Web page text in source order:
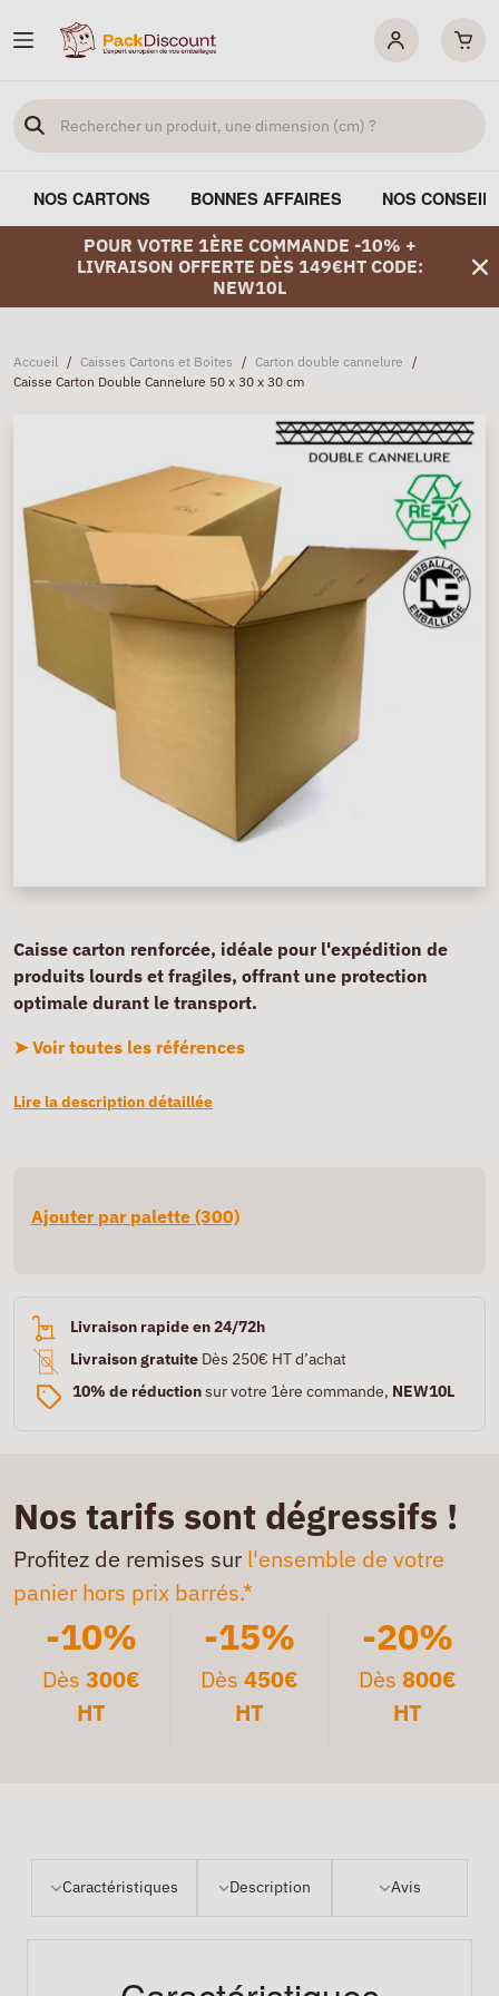
NOS CARTONS BONNES AFFAIRES NOS
POUR VOTRE 1ÈRE COMMANDE -10% +
LIVRAISON OFFERTE DÈS 149€HT CODE:
NEW10L
Accueil / Caisses Cartons et Boites / Carton double cannelure /
Caisse Carton Double Cannelure 50 x 30 x 30 cm
Caisse carton renforcée, idéale pour l'expédition de
produits lourds et fragiles, offrant une protection
optimale durant le transport.
➤ Voir toutes les références
Lire la description détaillée
Ajouter par palette (300)
Livraison rapide en 24/72h
Livraison gratuite Dès 250€ HT d’achat
10% de réductionsur votre 1ère commande, NEW10L
Nos tarifs sont dégressifs !
Profitez de remises sur l'ensemble de votre
panier hors prix barrés.*
-10%
Dès300€
HT
-15%
Dès 450€
HT
-20%
Dès 800€
HT
Caractéristiques Description Avis